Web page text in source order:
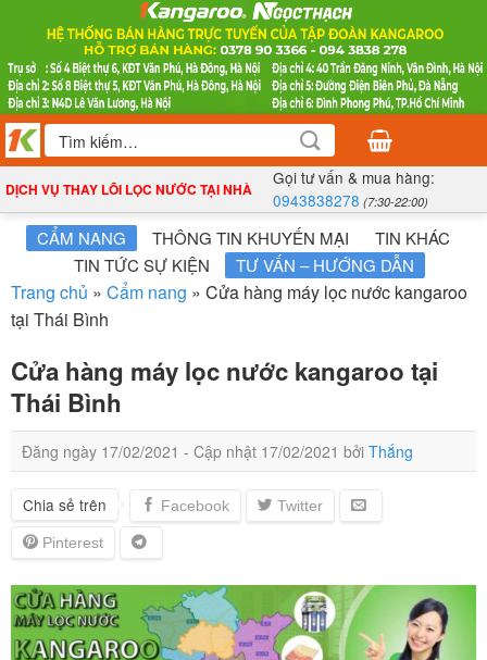
nội
dung
Tìm
kiếm:
DỊCH VỤ THAY LÕI LỌC NƯỚC TẠI NHÀ
Gọi tư vấn & mua hàng:
0943838278 (7:30-22:00)
CẨM NANG THÔNG TIN KHUYẾN MẠI
TIN KHÁC
TIN TỨC SỰ KIỆN
TƯ VẤN – HƯỚNG DẪN
Trang chủ » Cẩm nang » Cửa hàng máy lọc nước kangaroo
tại Thái Bình
Cửa hàng máy lọc nước kangaroo tại
Thái Bình
Đăng ngày 17/02/2021 - Cập nhật 17/02/2021 bởi Thắng
Chia sẻ trên